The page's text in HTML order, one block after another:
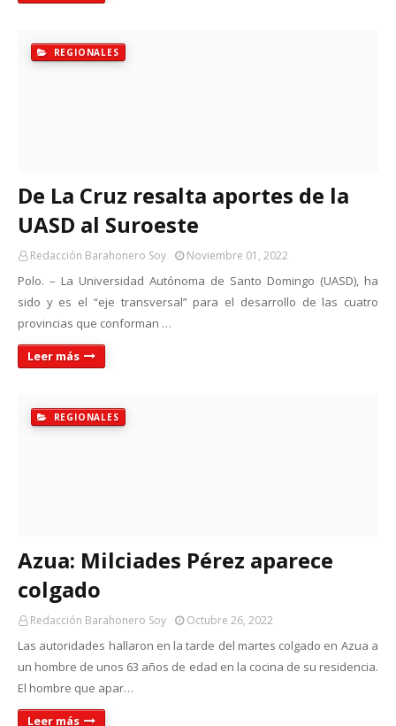
REGIONALES
De La Cruz resalta aportes de la
UASD al Suroeste
Redacción Barahonero Soy Noviembre 01, 2022
Polo. – La Universidad Autónoma de Santo Domingo (UASD), ha
sido y es el “eje transversal” para el desarrollo de las cuatro
provincias que conforman …
Leer más
REGIONALES
Azua: Milciades Pérez aparece
colgado
Redacción Barahonero Soy Octubre 26, 2022
Las autoridades hallaron en la tarde del martes colgado en Azua a
un hombre de unos 63 años de edad en la cocina de su residencia.
El hombre que apar…
Leer más